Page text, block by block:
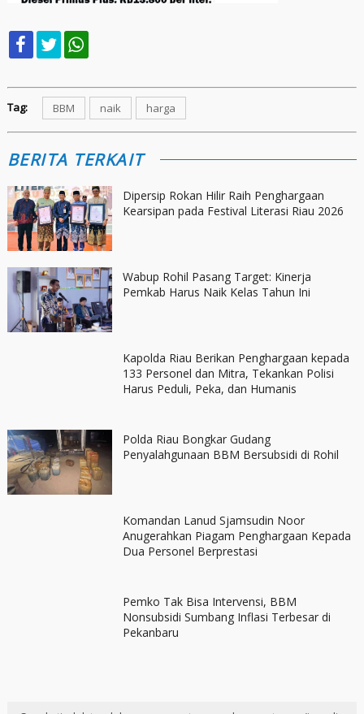
Tag: BBM naik harga
BERITA TERKAIT
Dipersip Rokan Hilir Raih Penghargaan
Kearsipan pada Festival Literasi Riau 2026
Wabup Rohil Pasang Target: Kinerja
Pemkab Harus Naik Kelas Tahun Ini
Kapolda Riau Berikan Penghargaan kepada
133 Personel dan Mitra, Tekankan Polisi
Harus Peduli, Peka, dan Humanis
Polda Riau Bongkar Gudang
Penyalahgunaan BBM Bersubsidi di Rohil
Komandan Lanud Sjamsudin Noor
Anugerahkan Piagam Penghargaan Kepada
Dua Personel Berprestasi
Pemko Tak Bisa Intervensi, BBM
Nonsubsidi Sumbang Inflasi Terbesar di
Pekanbaru